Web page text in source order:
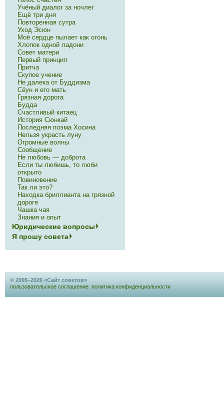
Учёный диалог за ночлег
Ещё три дня
Повторенная сутра
Уход Эсюн
Моё сердце пылает как огонь
Хлопок одной ладони
Совет матери
Первый принцип
Притча
Скупое учение
Не далека от Буддизма
Сёун и его мать
Грязная дорога
Будда
Счастливый китаец
История Сюнкай
Последняя поэма Хосина
Нельзя украсть луну
Огромные волны
Сообщение
Не любовь — доброта
Если ты любишь, то люби
открыто
Повиновение
Так ли это?
Находка бриллианта на грязной
дороге
Чашка чая
Знания и опыт
Юридические вопросы
Я прошу совета
© 2005–2026 «Сайт советов»
пользовательское соглашение политика конфиденциальности